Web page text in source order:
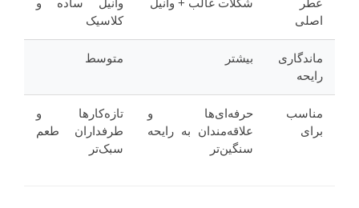
عطر
اصلی
شکلات غالب + وانیل
وانیل ساده و
کلاسیک
ماندگاری
رایحه
بیشتر متوسط
مناسب
برای
حرفه‌ای‌ها و
علاقه‌مندان به رایحه
سنگین‌تر
تازه‌کارها و
طرفداران طعم
سبک‌تر